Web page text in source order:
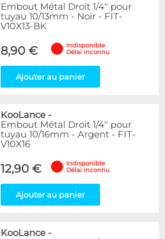
Embout Métal Droit 1/4" pour
tuyau 10/13mm - Noir - FIT-
V10X13-BK
8,90 €
Indisponible
Délai inconnu
Ajouter au panier
KooLance -
Embout Métal Droit 1/4" pour
tuyau 10/16mm - Argent - FIT-
V10X16
12,90 €
Indisponible
Délai inconnu
Ajouter au panier
KooLance -